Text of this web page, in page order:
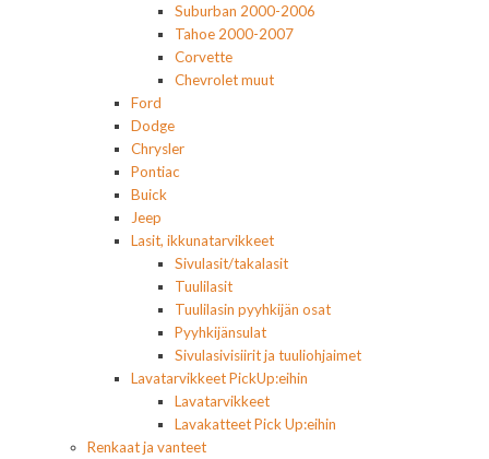
Suburban 2000-2006
Tahoe 2000-2007
Corvette
Chevrolet muut
Ford
Dodge
Chrysler
Pontiac
Buick
Jeep
Lasit, ikkunatarvikkeet
Sivulasit/takalasit
Tuulilasit
Tuulilasin pyyhkijän osat
Pyyhkijänsulat
Sivulasivisiirit ja tuuliohjaimet
Lavatarvikkeet PickUp:eihin
Lavatarvikkeet
Lavakatteet Pick Up:eihin
Renkaat ja vanteet